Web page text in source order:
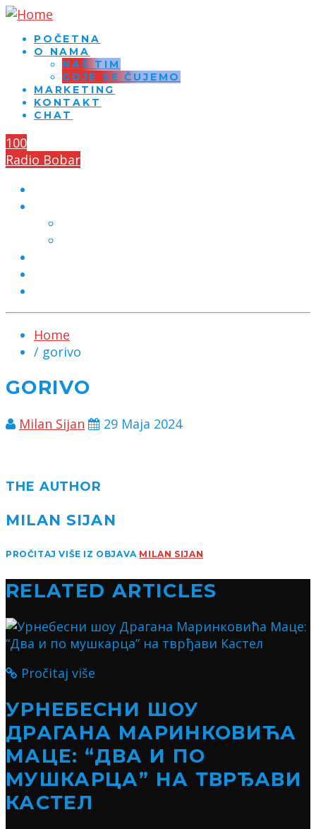
POČETNA
O NAMA
NAŠ TIM
GDJE SE ČUJEMO
MARKETING
KONTAKT
CHAT
100
Radio Bobar
Home
/ gorivo
GORIVO
Milan Sijan 29 Maja 2024
THE AUTHOR
MILAN SIJAN
PROČITAJ VIŠE IZ OBJAVA MILAN SIJAN
RELATED ARTICLES
Pročitaj više
УРНЕБЕСНИ ШОУ
ДРАГАНА МАРИНКОВИЋА
МАЦЕ: “ДВА И ПО
МУШКАРЦА” НА ТВРЂАВИ
КАСТЕЛ